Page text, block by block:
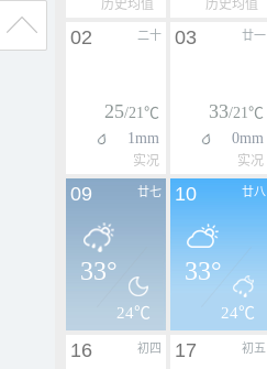
历史均值 历史均值
二十
02
25/21℃
1mm
实况
廿一
03
33/21℃
0mm
实况
廿七
09
33°
24℃
廿八
10
33°
24℃
初四
16 初五
17